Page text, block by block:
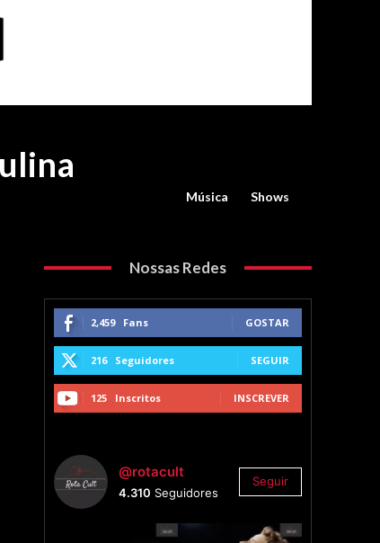
Música Shows
Nossas Redes
2,459 Fans GOSTAR
216 Seguidores SEGUIR
125 Inscritos INSCREVER
@rotacult
4.310 Seguidores
Seguir